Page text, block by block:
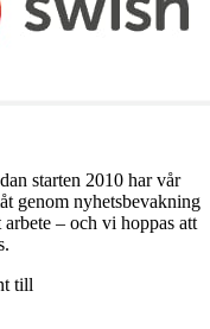
starten 2010 har vår
genom nyhetsbevakning
– och vi hoppas att
till